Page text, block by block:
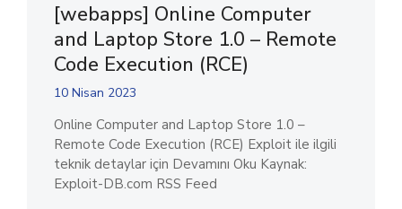
[webapps] Online Computer
and Laptop Store 1.0 – Remote
Code Execution (RCE)
10 Nisan 2023
Online Computer and Laptop Store 1.0 –
Remote Code Execution (RCE) Exploit ile ilgili
teknik detaylar için Devamını Oku Kaynak:
Exploit-DB.com RSS Feed